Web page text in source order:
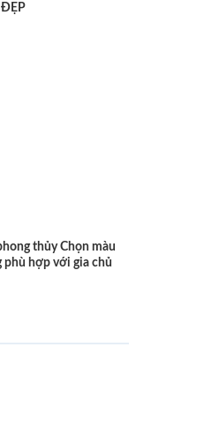
ĐẸP
thủy Chọn màu
phù hợp với gia chủ